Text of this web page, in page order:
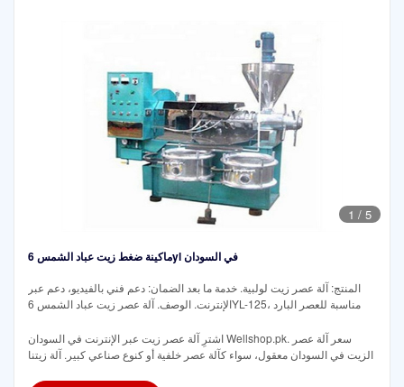
1 / 5
ماكينة ضغط زيت عباد الشمس 6yl في السودان
المنتج: آلة عصر زيت لولبية. خدمة ما بعد الضمان: دعم فني بالفيديو، دعم عبر
الإنترنت. الوصف. آلة عصر زيت عباد الشمس 6YL-125، مناسبة للعصر البارد
اشترِ آلة عصر زيت عبر الإنترنت في السودان Wellshop.pk. سعر آلة عصر
الزيت في السودان معقول، سواء كآلة عصر خلفية أو كنوع صناعي كبير. آلة زيتنا